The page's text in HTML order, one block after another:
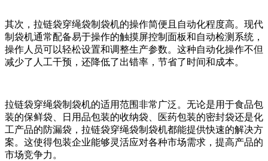
其次，拉链袋穿绳袋制袋机的操作简便且自动化程度高。现代
制袋机通常配备易于操作的触摸屏控制面板和自动检测系统，
操作人员可以轻松设置和调整生产参数。这种自动化操作不但
减少了人工干预，还降低了出错率，节省了时间和成本。
拉链袋穿绳袋制袋机的适用范围非常广泛。无论是用于食品包
装的保鲜袋、日用品包装的收纳袋、医药包装的密封袋还是化
工产品的防漏袋，拉链袋穿绳袋制袋机都能提供快速的解决方
案。这使得包装企业能够灵活应对各种市场需求，提高产品的
市场竞争力。